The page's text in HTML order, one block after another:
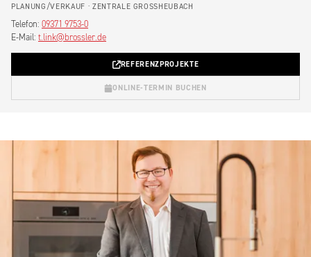
PLANUNG/VERKAUF · ZENTRALE GROSSHEUBACH
Telefon: 09371 9753-0
E-Mail: t.link@brossler.de
REFERENZPROJEKTE
ONLINE-TERMIN BUCHEN